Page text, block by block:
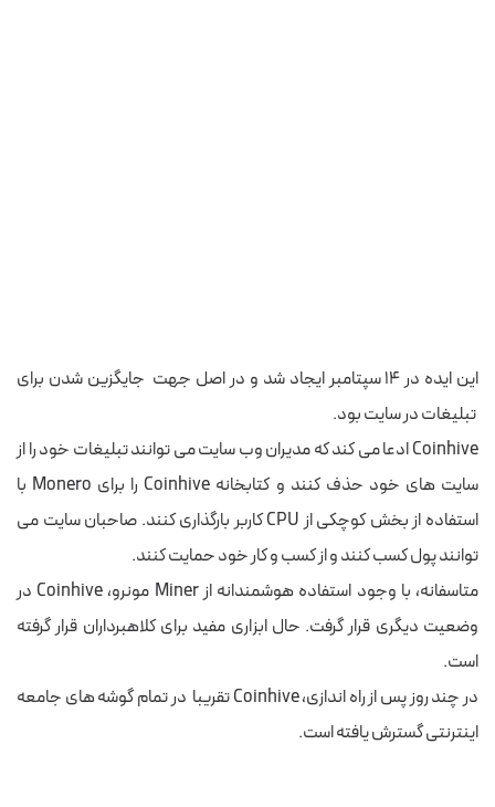
این ایده در ۱۴ سپتامبر ایجاد شد و در اصل جهت جایگزین شدن برای
تبلیغات در سایت بود.
Coinhive ادعا می کند که مدیران وب سایت می توانند تبلیغات خود را از
سایت های خود حذف کنند و کتابخانه Coinhive را برای Monero با
استفاده از بخش کوچکی از CPU کاربر بارگذاری کنند. صاحبان سایت می
توانند پول کسب کنند و از کسب و کار خود حمایت کنند.
متاسفانه، با وجود استفاده هوشمندانه از Miner مونرو، Coinhive در
وضعیت دیگری قرار گرفت. حال ابزاری مفید برای کلاهبرداران قرار گرفته
است.
در چند روز پس از راه اندازی، Coinhive تقریبا در تمام گوشه های جامعه
اینترنتی گسترش یافته است.